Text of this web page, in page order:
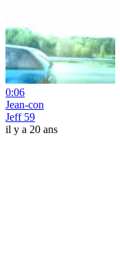
0:06
Jean-con
Jeff 59
il y a 20 ans